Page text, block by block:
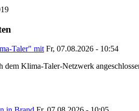
Taler" mit Fr, 07.08.2026 - 10:54
dem Klima-Taler-Netzwerk